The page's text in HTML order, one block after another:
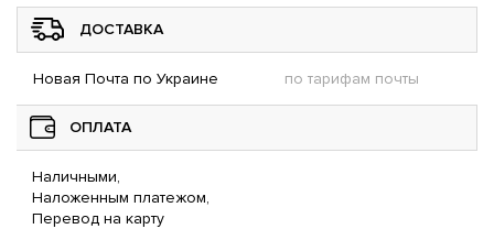
ДОСТАВКА
Новая Почта по Украине по тарифам почты
ОПЛАТА
Наличными,
Наложенным платежом,
Перевод на карту